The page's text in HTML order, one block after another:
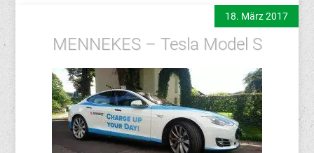
18. März 2017
MENNEKES – Tesla Model S